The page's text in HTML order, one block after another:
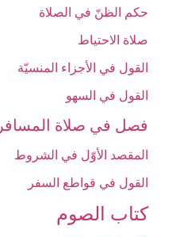
حكم الظنّ في الصلاة
صلاة الاحتياط
القول في الأجزاء المنسيّة
القول في السهو
فصل في صلاة المسافر
المقصد الأوّل في الشروط
القول في قواطع السفر
كتاب الصوم‏